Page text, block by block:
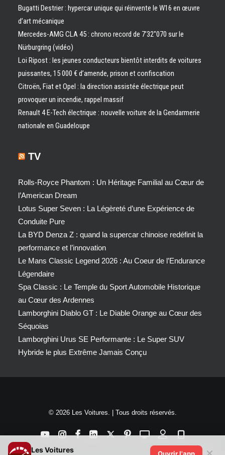
Bugatti Destrier : hypercar unique qui réinvente le W16 en œuvre
d’art mécanique
Mercedes-AMG CLA 45 : chrono record de 7’32″070 sur le
Nürburgring (vidéo)
Loi Ripost : les jeunes conducteurs bientôt interdits de voitures
puissantes, 15 000 € d’amende, prison et confiscation
Citroën, Fiat et Opel : la direction assistée électrique peut
provoquer un incendie, rappel massif
Renault 4 E-Tech électrique : nouvelle voiture de la Gendarmerie
nationale en Guadeloupe
TV
Rolls-Royce Phantom : Un Héritage Familial au Cœur de
l’American Dream
Lotus Super Seven : La Légèreté d’une Expérience de
Conduite Pure
La BYD Denza Z : quand la supercar chinoise redéfinit la
performance et l’innovation
Le Mans Classic Legend 2026 : Au Coeur de l’Endurance
Légendaire
Spa Classic : Le Temple du Sport Automobile Historique
au Cœur des Ardennes
Lamborghini Diablo GT : Le Diable Orange au Cœur des
Séquoias
Lamborghini Urus SE Performante : Le Super SUV
Hybride le plus Extrême Jamais Conçu
© 2026 Les Voitures. | Tous droits réservés.
Les Voitures